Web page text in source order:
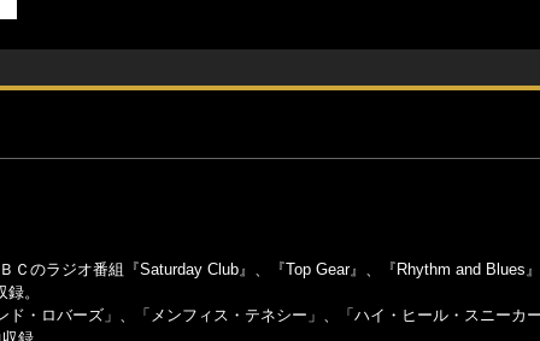
Ｃのラジオ番組『Saturday Club』、『Top Gear』、『Rhythm and Blues
。
・ロバーズ」、「メンフィス・テネシー」、「ハイ・ヒール・スニーカ